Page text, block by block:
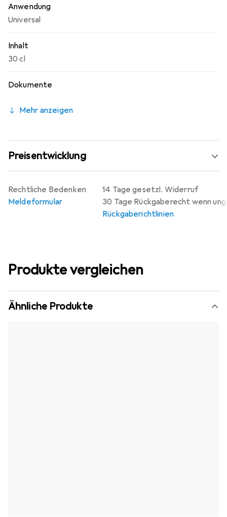
Anwendung
Universal
Inhalt
30 cl
Dokumente
Mehr anzeigen
Preisentwicklung
14 Tage gesetzl. Widerruf
30 Tage Rückgaberecht wenn
Rückgaberichtlinien
Rechtliche Bedenken
Meldeformular
Produkte vergleichen
Ähnliche Produkte